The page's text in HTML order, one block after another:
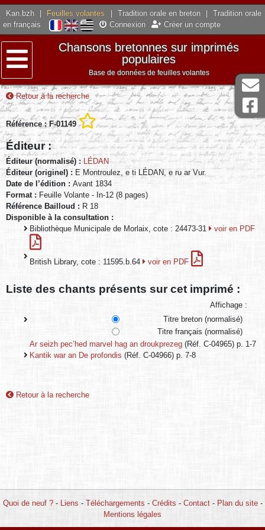
Kan.bzh Feuilles volantes Tradition orale en breton
Tradition orale
en français
Connexion Créer un compte
Menu
Chansons bretonnes sur imprimés
populaires
Base de données de feuilles volantes
Retour à la recherche
Référence : F-01149
Éditeur :
Éditeur (normalisé) :
LÉDAN
Éditeur (originel) : E Montroulez, e ti LÉDAN, e ru ar Vur.
Date de l’édition : Avant 1834
Format : Feuille Volante - In-12 (8 pages)
Référence Bailloud : R 18
Disponible à la consultation :
Bibliothèque Municipale de Morlaix, cote : 24473-31
voir en PDF
British Library, cote : 11595.b.64 voir en PDF
Liste des chants présents sur cet imprimé :
Affichage :
Titre breton (normalisé)
Titre français (normalisé)
Ar seizh pec’hed marvel hag an droukprezeg (Réf. C-04965) p. 1-7
Kantik war an De profondis (Réf. C-04966) p. 7-8
Retour à la recherche
Quoi de neuf ?- Liens - Téléchargements - Crédits - Contact- Plan du site-
Mentions légales